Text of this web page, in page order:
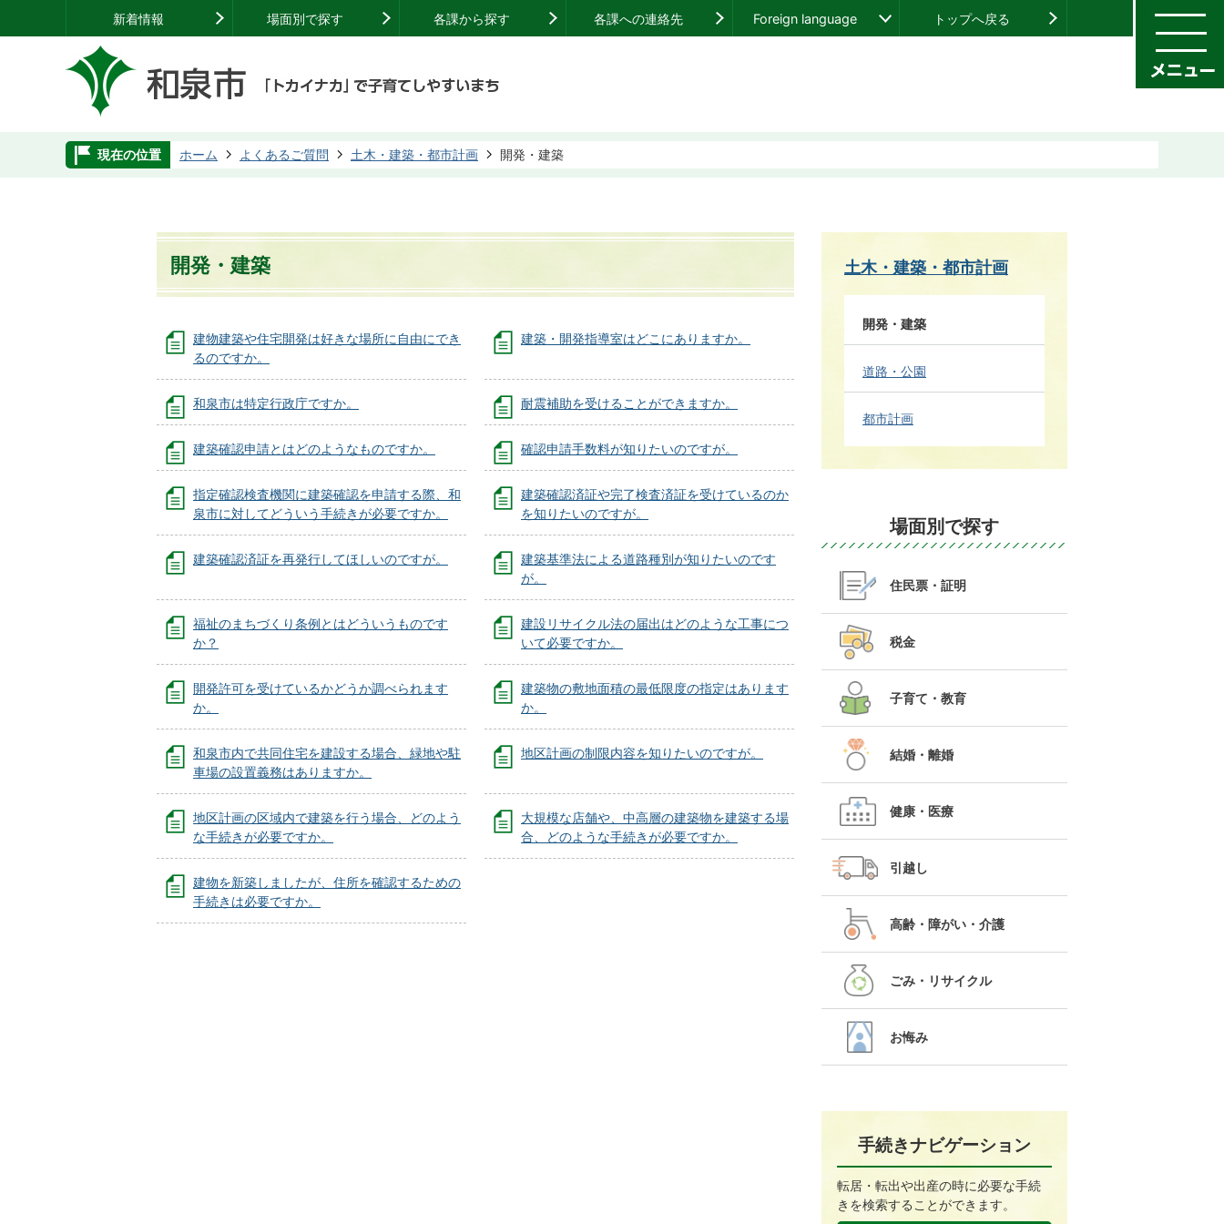
新着情報 場面別で探す 各課から探す 各課への連絡先 Foreign language トップへ戻る
現在の位置 ホーム よくあるご質問 土木・建築・都市計画 開発・建築
開発・建築
建物建築や住宅開発は好きな場所に自由にでき
るのですか。
建築・開発指導室はどこにありますか。
和泉市は特定行政庁ですか。 耐震補助を受けることができますか。
建築確認申請とはどのようなものですか。 確認申請手数料が知りたいのですが。
指定確認検査機関に建築確認を申請する際、和
泉市に対してどういう手続きが必要ですか。
建築確認済証や完了検査済証を受けているのか
を知りたいのですが。
建築確認済証を再発行してほしいのですが。
建築基準法による道路種別が知りたいのです
が。
福祉のまちづくり条例とはどういうものです
か？
建設リサイクル法の届出はどのような工事につ
いて必要ですか。
開発許可を受けているかどうか調べられます
か。
建築物の敷地面積の最低限度の指定はあります
か。
和泉市内で共同住宅を建設する場合、緑地や駐
車場の設置義務はありますか。
地区計画の制限内容を知りたいのですが。
地区計画の区域内で建築を行う場合、どのよう
な手続きが必要ですか。
大規模な店舗や、中高層の建築物を建築する場
合、どのような手続きが必要ですか。
建物を新築しましたが、住所を確認するための
手続きは必要ですか。
土木・建築・都市計画
開発・建築
道路・公園
都市計画
場面別で探す
住民票・証明
税金
子育て・教育
結婚・離婚
健康・医療
引越し
高齢・障がい・介護
ごみ・リサイクル
お悔み
手続きナビゲーション
転居・転出や出産の時に必要な手続
きを検索することができます。